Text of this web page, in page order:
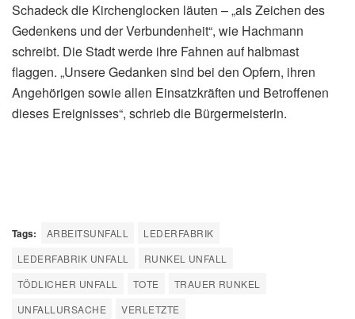
Schadeck die Kirchenglocken läuten – „als Zeichen des
Gedenkens und der Verbundenheit“, wie Hachmann
schreibt. Die Stadt werde ihre Fahnen auf halbmast
flaggen. „Unsere Gedanken sind bei den Opfern, ihren
Angehörigen sowie allen Einsatzkräften und Betroffenen
dieses Ereignisses“, schrieb die Bürgermeisterin.
Tags: ARBEITSUNFALL
LEDERFABRIK
LEDERFABRIK UNFALL
RUNKEL UNFALL
TÖDLICHER UNFALL
TOTE
TRAUER RUNKEL
UNFALLURSACHE
VERLETZTE